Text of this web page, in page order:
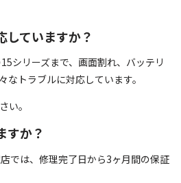
していますか？
シリーズまで、画面割れ、バッテリ
なトラブルに対応しています。
い。
すか？
では、修理完了日から3ヶ月間の保証